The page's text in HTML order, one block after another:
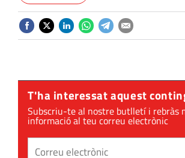
T'ha interessat aquest
Subscriu-te al nostre butlletí i rebràs
informació al teu correu electrònic